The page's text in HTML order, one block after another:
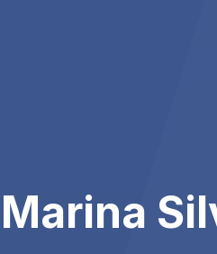
Marina